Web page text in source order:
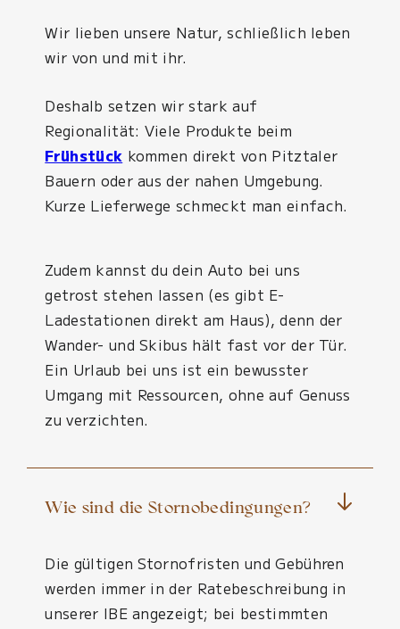
Wir lieben unsere Natur, schließlich leben
wir von und mit ihr.
Deshalb setzen wir stark auf
Regionalität: Viele Produkte beim
Frühstück kommen direkt von Pitztaler
Bauern oder aus der nahen Umgebung.
Kurze Lieferwege schmeckt man einfach.
Zudem kannst du dein Auto bei uns
getrost stehen lassen (es gibt E-
Ladestationen direkt am Haus), denn der
Wander- und Skibus hält fast vor der Tür.
Ein Urlaub bei uns ist ein bewusster
Umgang mit Ressourcen, ohne auf Genuss
zu verzichten.
Wie sind die Stornobedingungen?
Die gültigen Stornofristen und Gebühren
werden immer in der Ratebeschreibung in
unserer IBE angezeigt; bei bestimmten